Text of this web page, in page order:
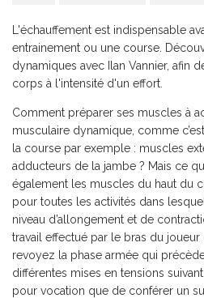
L'échauffement est indispensable
entrainement ou une course.
dynamiques avec Ilan Vannier, afin
corps à l'intensité d'un effort.
Comment préparer ses muscles à
musculaire dynamique, comme
la course par exemple : muscles
adducteurs de la jambe ? Mais ce
également les muscles du haut du
pour toutes les activités dans
niveau d’allongement et de
travail effectué par le bras du joueur
revoyez la phase armée qui
différentes mises en tensions
pour vocation que de conférer un